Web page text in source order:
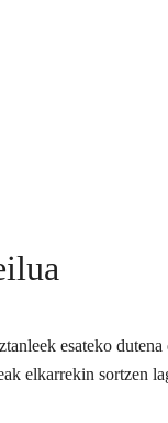
esateko dutena
elkarrekin sortzen